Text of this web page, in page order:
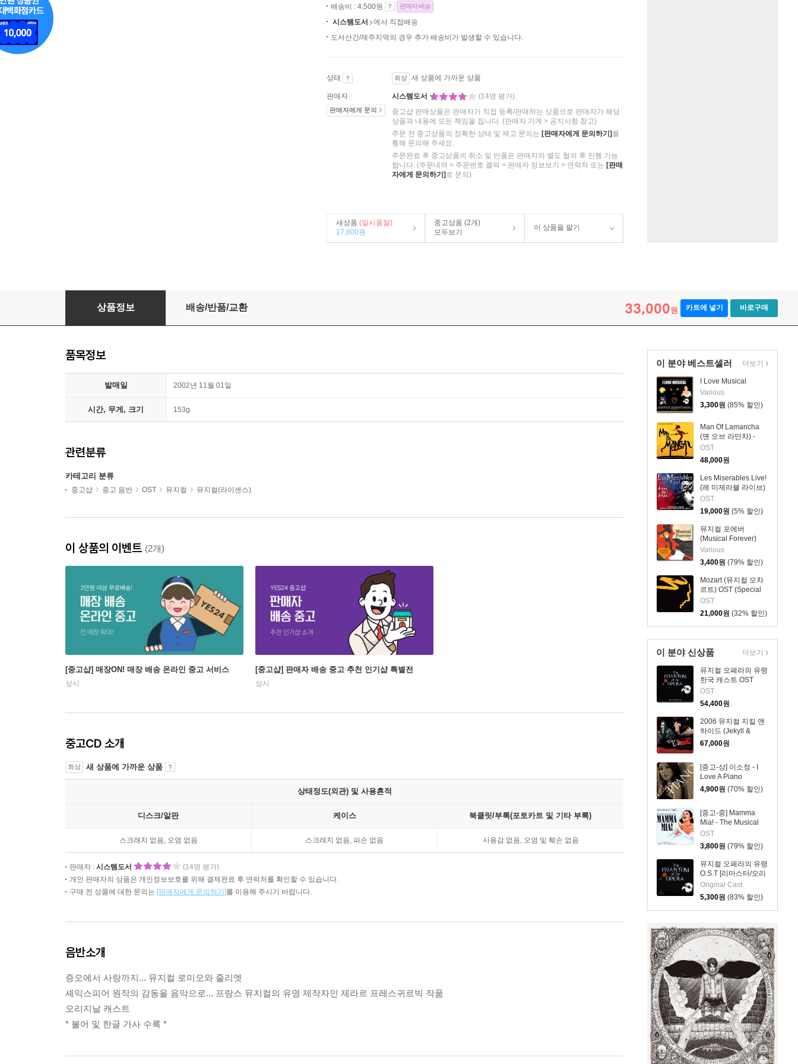
배송비 : 4,500원 판매자 배송
시스템도서
에서 직접배송
도서산간/제주지역의 경우 추가 배송비가 발생할 수 있습니다.
상태 최상 새 상품에 가까운 상품
판매자
판매자에게 문의
시스템도서
(14명 평가)
중고샵 판매상품은 판매자가 직접 등록/판매하는 상품으로 판매자가 해당
상품과 내용에 모든 책임을 집니다. (판매자 가게 > 공지사항 참고)
주문 전 중고상품의 정확한 상태 및 재고 문의는 [판매자에게 문의하기] 를
통해 문의해 주세요.
주문완료 후 중고상품의 취소 및 반품은 판매자와 별도 협의 후 진행 가능
합니다. (주문내역 > 주문번호 클릭 > 판매자 정보보기 > 연락처 또는 [판매
자에게 문의하기] 로 문의)
새상품 (일시품절)
17,800원
중고상품 (2개)
모두보기
이 상품을 팔기
Romeo & Juliette - O.S.T
상품정보 배송/반품/교환 33,000원 카트에 넣기 바로구매
이 분야 베스트셀러
I Love Musical
Various
3,300원 (85% 할인)
Man Of Lamancha
(맨 오브 라만차) -
O.S.T.
OST
48,000원
Les Miserables Live!
(레 미제라블 라이브)
OST
OST
19,000원 (5% 할인)
뮤지컬 포에버
(Musical Forever)
Various
3,400원 (79% 할인)
Mozart (뮤지컬 모차
르트) OST (Special
Edition)
OST
21,000원 (32% 할인)
더보기
이 분야 신상품
뮤지컬 오페라의 유령
한국 캐스트 OST
(The Phantom Of
The Opera: The
Korean Cast)
OST
54,400원
2006 뮤지컬 지킬 앤
하이드 (Jekyll &
Hyde): 조승우 전곡
67,000원
[중고-상] 이소정 - I
Love A Piano
4,900원 (70% 할인)
[중고-중] Mamma
Mia! - The Musical
O.S.T.
OST
3,800원 (79% 할인)
뮤지컬 오페라의 유령
O.S.T [리마스터/오리
지널 캐스트]
Original Cast
5,300원 (83% 할인)
더보기
품목정보
발매일 2002년 11월 01일
시간, 무게, 크기 153g
관련분류
카테고리 분류
중고샵 중고 음반 OST 뮤지컬 뮤지컬(라이센스)
이 상품의 이벤트 (2개)
[중고샵] 매장ON! 매장 배송 온라인 중고 서비스
상시
[중고샵] 판매자 배송 중고 추천 인기샵 특별전
상시
중고CD 소개
최상 새 상품에 가까운 상품
상태정도(외관) 및 사용흔적
디스크/알판 케이스 북클릿/부록(포토카트 및 기타 부록)
스크래치 없음, 오염 없음 스크래치 없음, 파손 없음 사용감 없음, 오염 및 훼손 없음
판매자 : 시스템도서
(14명 평가)
개인 판매자의 상품은 개인정보보호를 위해 결제완료 후 연락처를 확인할 수 있습니다.
구매 전 상품에 대한 문의는 [판매자에게 문의하기]를 이용해 주시기 바랍니다.
음반소개
증오에서 사랑까지... 뮤지컬 로미오와 줄리엣
셰익스피어 원작의 감동을 음악으로... 프랑스 뮤지컬의 유명 제작자인 제라르 프레스귀르빅 작품
오리지날 캐스트
* 불어 및 한글 가사 수록 *